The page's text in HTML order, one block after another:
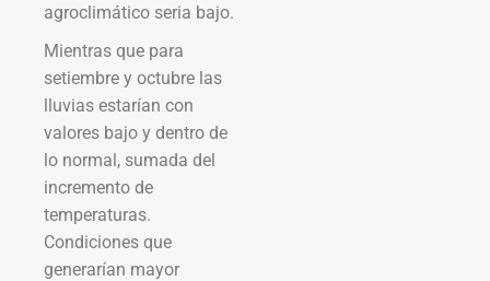
agroclimático seria bajo.
Mientras que para
setiembre y octubre las
lluvias estarían con
valores bajo y dentro de
lo normal, sumada del
incremento de
temperaturas.
Condiciones que
generarían mayor